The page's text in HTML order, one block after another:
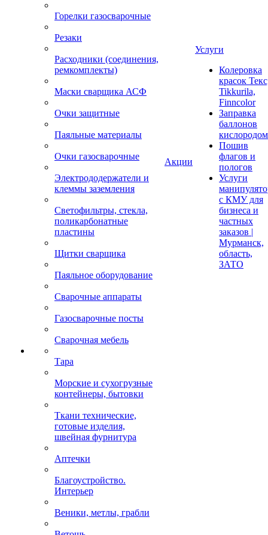
Горелки газосварочные
Резаки
Расходники (соединения,
ремкомплекты)
Маски сварщика АСФ
Очки защитные
Паяльные материалы
Очки газосварочные
Электрододержатели и
клеммы заземления
Светофильтры, стекла,
поликарбонатные
пластины
Щитки сварщика
Паяльное оборудование
Сварочные аппараты
Газосварочные посты
Сварочная мебель
Тара
Морские и сухогрузные
контейнеры, бытовки
Ткани технические,
готовые изделия,
швейная фурнитура
Аптечки
Благоустройство.
Интерьер
Веники, метлы, грабли
Акции
Услуги
Колеровка
красок
Tikkurila,
Finncolor
Заправка
баллонов
кислородом
Пошив
флагов и
пологов
Услуги
с КМУ для
бизнеса и
частных
заказов |
Мурманск,
область,
ЗАТО